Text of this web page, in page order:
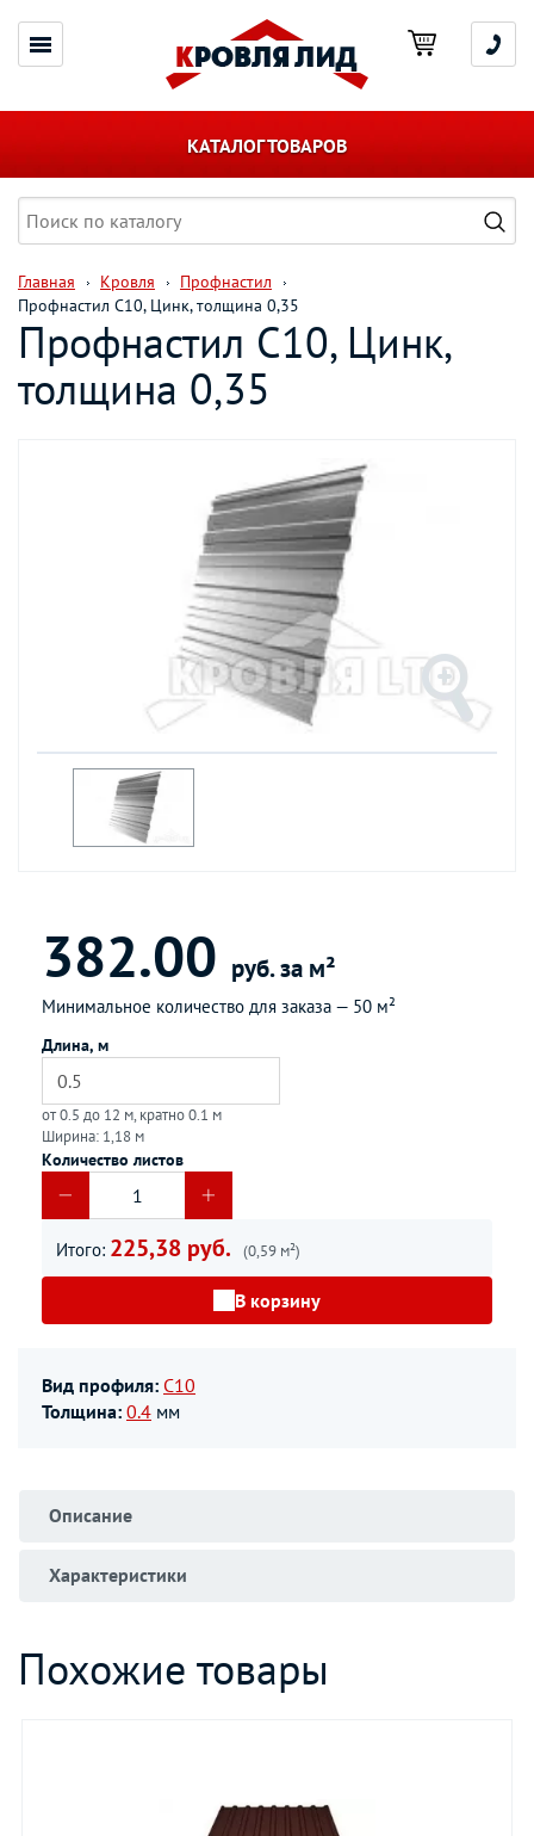
КАТАЛОГ ТОВАРОВ
Главная Кровля
Профнастил
Профнастил С10, Цинк, толщина 0,35
Профнастил С10, Цинк,
толщина 0,35
382.00 руб. за м²
Минимальное количество для заказа — 50 м²
Длина, м
от 0.5 до 12 м, кратно 0.1 м
Ширина: 1,18 м
Количество листов
Итого: 225,38 руб. (0,59 м²)
В корзину
Вид профиля: С10
Толщина: 0.4 мм
Описание
Характеристики
Похожие товары